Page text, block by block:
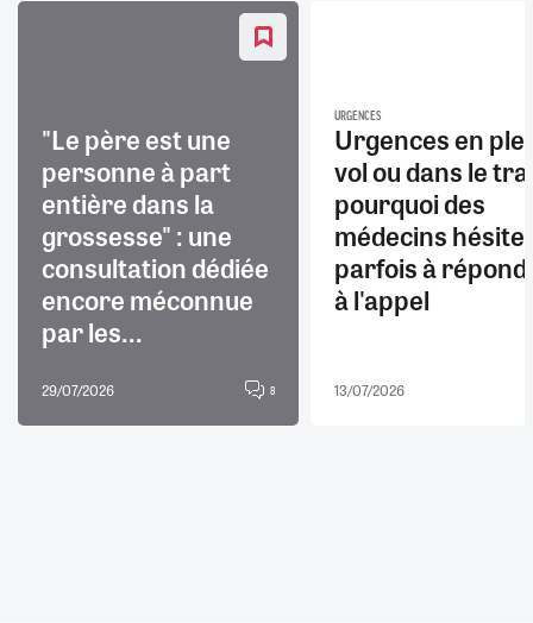
"Le père est une
personne à part
entière dans la
grossesse" : une
consultation dédiée
encore méconnue
par les...
29/07/2026 8
URGENCES
Urgences en
vol ou dans le
pourquoi des
médecins
parfois à
à l'appel
13/07/2026